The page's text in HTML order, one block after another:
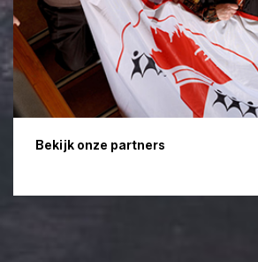
Bekijk onze partners